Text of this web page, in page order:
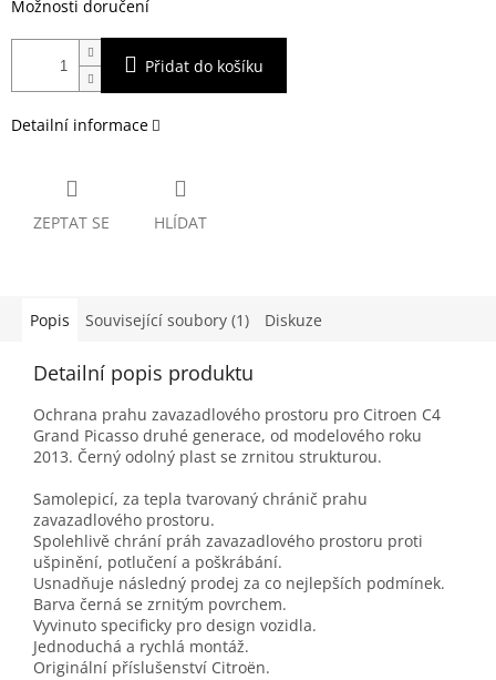
Možnosti doručení
Přidat do košíku
Detailní informace
ZEPTAT SE HLÍDAT
Popis Související soubory (1) Diskuze
Detailní popis produktu
Ochrana prahu zavazadlového prostoru pro Citroen C4
Grand Picasso druhé generace, od modelového roku
2013. Černý odolný plast se zrnitou strukturou.
Samolepicí, za tepla tvarovaný chránič prahu
zavazadlového prostoru.
Spolehlivě chrání práh zavazadlového prostoru proti
ušpinění, potlučení a poškrábání.
Usnadňuje následný prodej za co nejlepších podmínek.
Barva černá se zrnitým povrchem.
Vyvinuto specificky pro design vozidla.
Jednoduchá a rychlá montáž.
Originální příslušenství Citroën.